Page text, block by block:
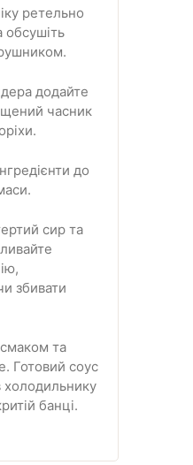
ретельно
обсушіть
додайте
часник
до
сир та
збивати
та
Готовий соус
холодильнику
банці.